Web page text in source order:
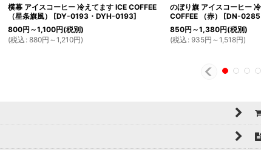
横幕 アイスコーヒー 冷えてます ICE COFFEE
（星条旗風）
[DY-0193・DYH-0193]
800円 ～1,100円(税別)
(税込 : 880円 ～1,210円)
のぼり旗 アイスコーヒー
COFFEE （赤）
[DN-
850円 ～1,380円(税別)
(税込 : 935円 ～1,518円)